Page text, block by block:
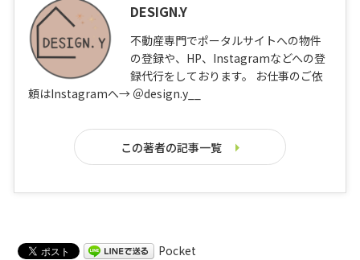
DESIGN.Y
不動産専門でポータルサイトへの物件
の登録や、HP、Instagramなどへの登
録代行をしております。 お仕事のご依
頼はInstagramへ→ ＠design.y__
この著者の記事一覧
Pocket